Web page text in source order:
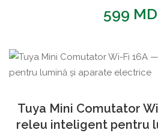
599
Tuya Mini Comutator
releu inteligent pentru